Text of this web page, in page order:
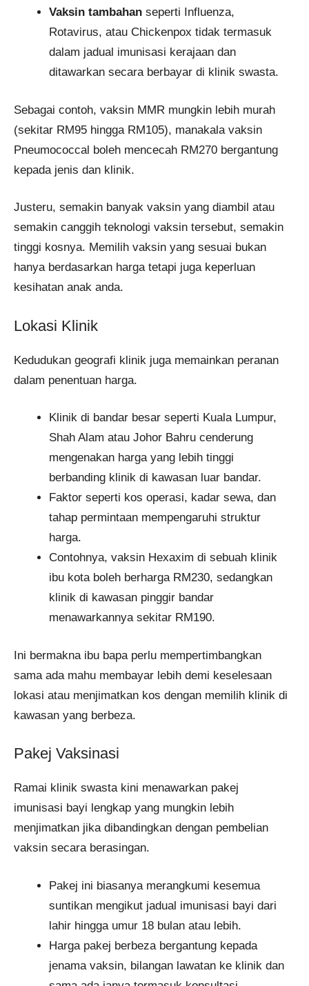
Vaksin tambahan seperti Influenza,
Rotavirus, atau Chickenpox tidak termasuk
dalam jadual imunisasi kerajaan dan
ditawarkan secara berbayar di klinik swasta.
Sebagai contoh, vaksin MMR mungkin lebih murah
(sekitar RM95 hingga RM105), manakala vaksin
Pneumococcal boleh mencecah RM270 bergantung
kepada jenis dan klinik.
Justeru, semakin banyak vaksin yang diambil atau
semakin canggih teknologi vaksin tersebut, semakin
tinggi kosnya. Memilih vaksin yang sesuai bukan
hanya berdasarkan harga tetapi juga keperluan
kesihatan anak anda.
Lokasi Klinik
Kedudukan geografi klinik juga memainkan peranan
dalam penentuan harga.
Klinik di bandar besar seperti Kuala Lumpur,
Shah Alam atau Johor Bahru cenderung
mengenakan harga yang lebih tinggi
berbanding klinik di kawasan luar bandar.
Faktor seperti kos operasi, kadar sewa, dan
tahap permintaan mempengaruhi struktur
harga.
Contohnya, vaksin Hexaxim di sebuah klinik
ibu kota boleh berharga RM230, sedangkan
klinik di kawasan pinggir bandar
menawarkannya sekitar RM190.
Ini bermakna ibu bapa perlu mempertimbangkan
sama ada mahu membayar lebih demi keselesaan
lokasi atau menjimatkan kos dengan memilih klinik di
kawasan yang berbeza.
Pakej Vaksinasi
Ramai klinik swasta kini menawarkan pakej
imunisasi bayi lengkap yang mungkin lebih
menjimatkan jika dibandingkan dengan pembelian
vaksin secara berasingan.
Pakej ini biasanya merangkumi kesemua
suntikan mengikut jadual imunisasi bayi dari
lahir hingga umur 18 bulan atau lebih.
Harga pakej berbeza bergantung kepada
jenama vaksin, bilangan lawatan ke klinik dan